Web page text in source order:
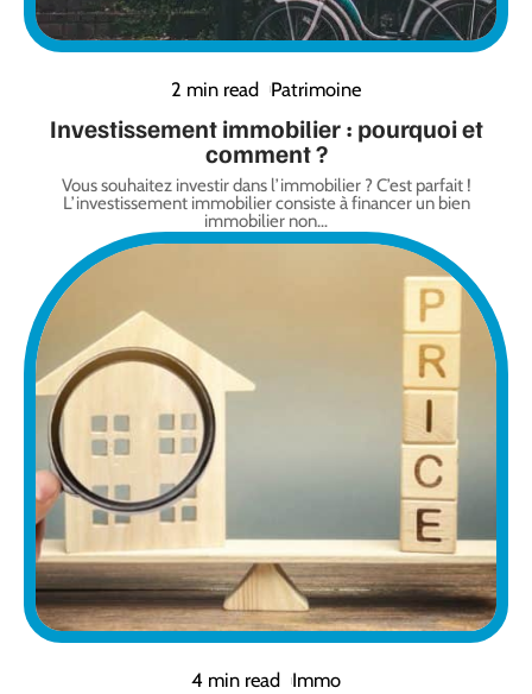
2 min read Patrimoine
Investissement immobilier : pourquoi et
comment ?
Vous souhaitez investir dans l’immobilier ? C’est parfait !
L’investissement immobilier consiste à financer un bien
immobilier non…
4 min read Immo